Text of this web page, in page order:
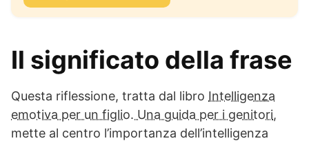
Il significato della frase
Questa riflessione, tratta dal libro Intelligenza
emotiva per un figlio. Una guida per i genitori,
mette al centro l’importanza dell’intelligenza